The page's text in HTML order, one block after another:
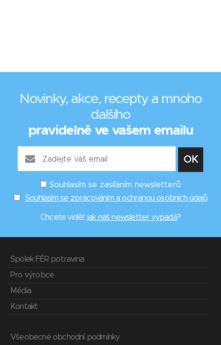
Novinky, akce, recepty a mnoho
dalšího
pravidelně ve vašem emailu
Souhlasím se zasíláním newsletterů
Souhlasím se zpracováním a ochranou osobních údajů
Chcete vidět jak náš newsletter vypadá?
Spolek FÉR potravina
Pro výrobce
Média
Kontakt
Všeobecné obchodní podmínky